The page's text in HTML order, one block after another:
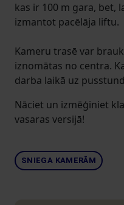
kas ir 100 m gara, bet,
izmantot pacēlāja liftu.
Kameru trasē var
iznomātas no centra.
darba laikā uz
Nāciet un izmēģiniet
vasaras versijā!
SNIEGA KAMERĀM